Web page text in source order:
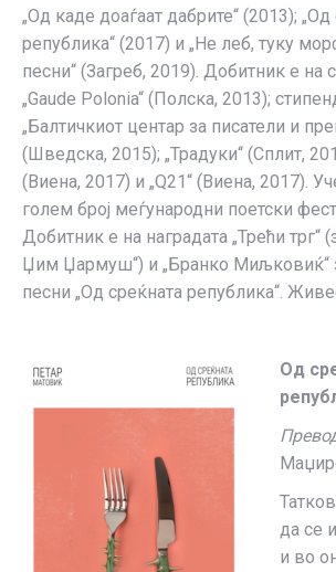
„Од каде доаѓаат дабрите“ (2013); „Од
република“ (2017) и „Не леб, туку
песни“ (Загреб, 2019). Добитник е на
„Gaude Polonia“ (Полска, 2013);
„Балтичкиот центар за писатели и
(Шведска, 2015); „Традуки“ (Сплит,
(Виена, 2017) и „Q21“ (Виена, 2017).
голем број меѓународни поетски
Добитник е на наградата „Трећи трг“
Џим Џармуш“) и „Бранко Миљковиќ“
песни „Од среќната република“.
Од
да се
и во